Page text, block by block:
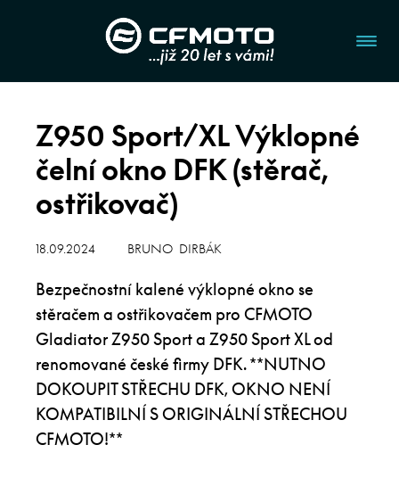
Z950 Sport/XL Výklopné
čelní okno DFK (stěrač,
ostřikovač)
18.09.2024 BRUNO DIRBÁK
Bezpečnostní kalené výklopné okno se
stěračem a ostřikovačem pro CFMOTO
Gladiator Z950 Sport a Z950 Sport XL od
renomované české firmy DFK. **NUTNO
DOKOUPIT STŘECHU DFK, OKNO NENÍ
KOMPATIBILNÍ S ORIGINÁLNÍ STŘECHOU
CFMOTO!**